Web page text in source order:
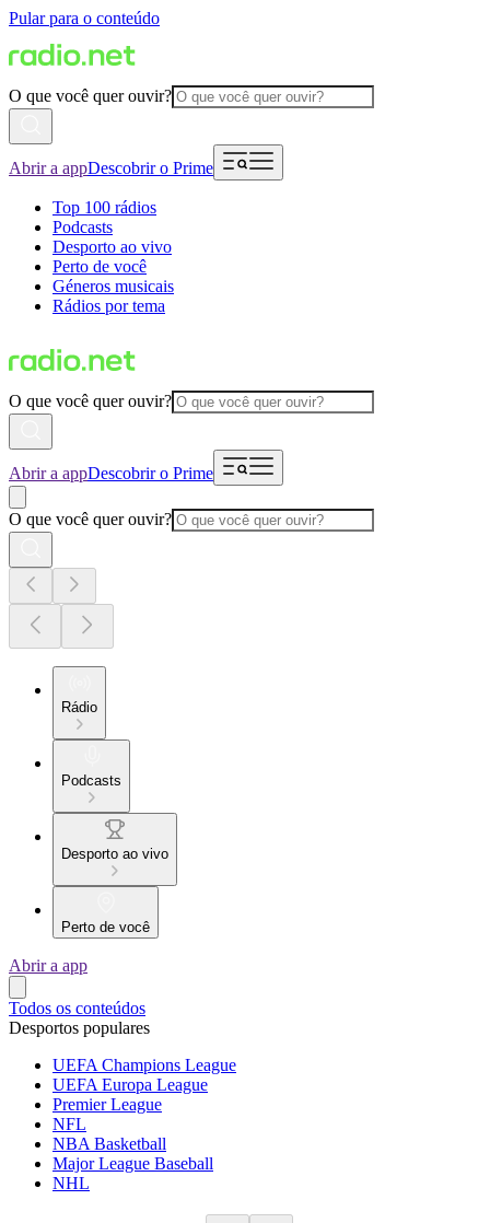
Pular para o conteúdo
O que você quer ouvir?
Abrir a appDescobrir o Prime
Top 100 rádios
Podcasts
Desporto ao vivo
Perto de você
Géneros musicais
Rádios por tema
O que você quer ouvir?
Abrir a appDescobrir o Prime
O que você quer ouvir?
Rádio
Podcasts
Desporto ao vivo
Perto de você
Abrir a app
Todos os conteúdos
Desportos populares
UEFA Champions League
UEFA Europa League
Premier League
NFL
NBA Basketball
Major League Baseball
NHL